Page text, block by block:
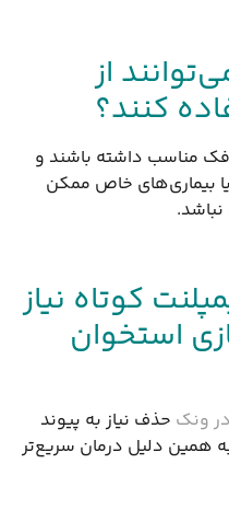
از
کنند؟
فک مناسب داشته باشند و
بیماری‌های خاص ممکن
کوتاه نیاز
استخوان
در ونک حذف نیاز به پیوند
همین دلیل درمان سریع‌تر